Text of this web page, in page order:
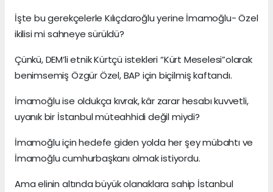
İşte bu gerekçelerle Kılıçdaroğlu yerine İmamoğlu- Özel
ikilisi mi sahneye sürüldü?
Çünkü, DEM’li etnik Kürtçü istekleri “Kürt Meselesi”olarak
benimsemiş Özgür Özel, BAP için biçilmiş kaftandı.
İmamoğlu ise oldukça kıvrak, kâr zarar hesabı kuvvetli,
uyanık bir İstanbul müteahhidi değil miydi?
İmamoğlu için hedefe giden yolda her şey mübahtı ve
İmamoğlu cumhurbaşkanı olmak istiyordu.
Ama elinin altında büyük olanaklara sahip İstanbul